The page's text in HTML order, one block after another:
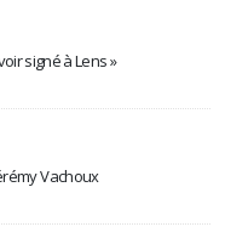
signé à Lens »
Vachoux